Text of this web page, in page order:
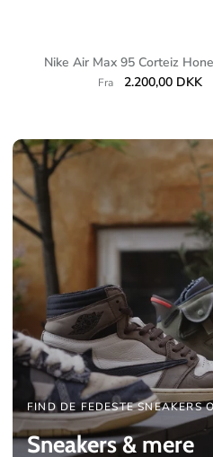
Nike Air Max 95 Corteiz
FIND DE FEDESTE SNEAKERS